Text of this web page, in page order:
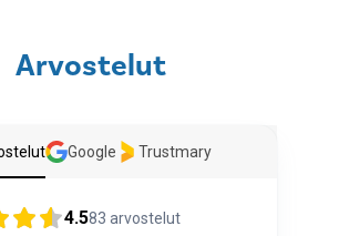
Arvostelut
Google Trustmary
4.583 arvostelut